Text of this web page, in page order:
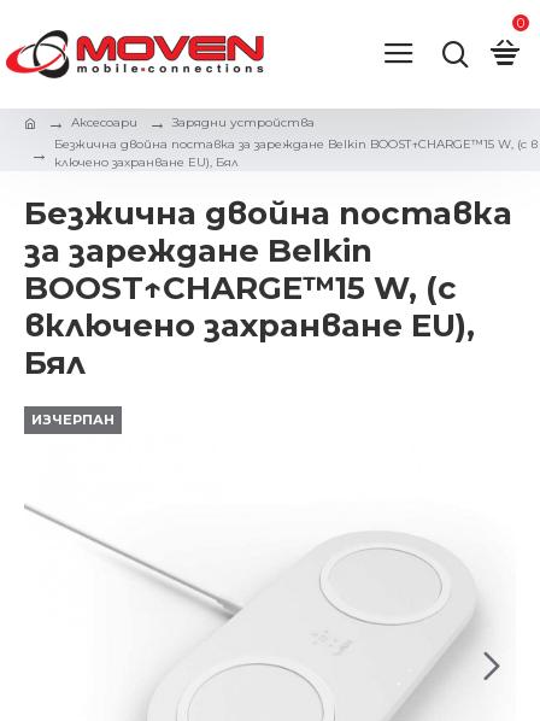
0
Аксесоари
Зарядни устройствa
Безжичнa двойна поставкa за зареждане Belkin BOOST↑CHARGE™15 W, (с в
ключено захранване EU), Бял
Безжичнa двойна поставкa
за зареждане Belkin
BOOST↑CHARGE™15 W, (с
включено захранване EU),
Бял
ИЗЧЕРПАН